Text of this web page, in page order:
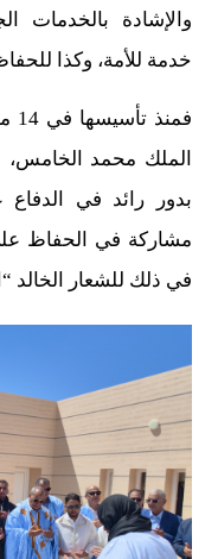
والإشادة بالخدمات
خدمة للأمة، وكذا
الملك محمد
بدور رائد في الدفاع
مشاركة في الحفاظ
في ذلك للشعار الخالد